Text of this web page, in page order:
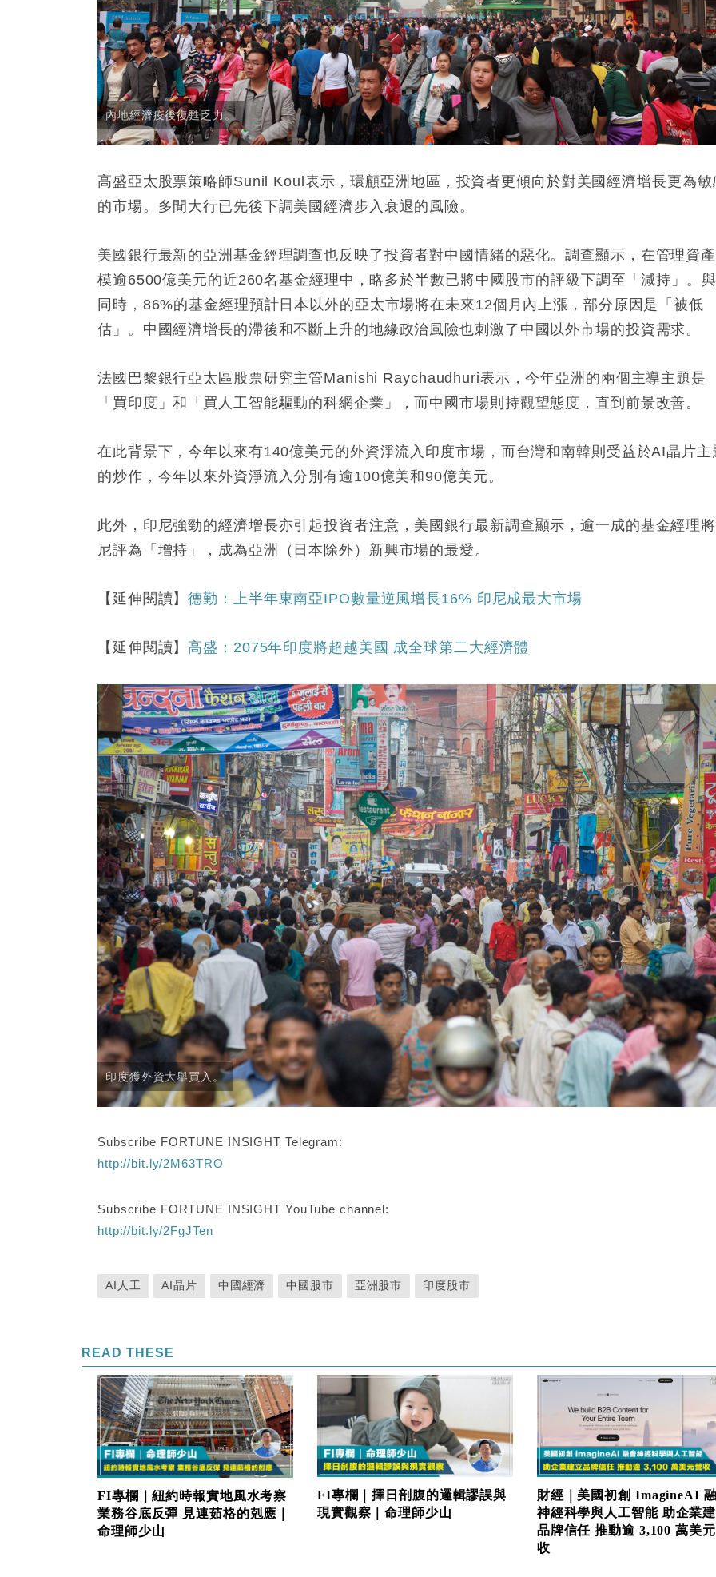
內地經濟疫後復甦乏力。
高盛亞太股票策略師Sunil Koul表示，環顧亞洲地區，投資者更傾向於對美國經濟增長更為敏
的市場。多間大行已先後下調美國經濟步入衰退的風險。
美國銀行最新的亞洲基金經理調查也反映了投資者對中國情緒的惡化。調查顯示，在管理資
模逾6500億美元的近260名基金經理中，略多於半數已將中國股市的評級下調至「減持」。
同時，86%的基金經理預計日本以外的亞太市場將在未來12個月內上漲，部分原因是「被低
估」。中國經濟增長的滯後和不斷上升的地緣政治風險也刺激了中國以外市場的投資需求。
法國巴黎銀行亞太區股票研究主管Manishi Raychaudhuri表示，今年亞洲的兩個主導主題是
「買印度」和「買人工智能驅動的科網企業」，而中國市場則持觀望態度，直到前景改善。
在此背景下，今年以來有140億美元的外資淨流入印度市場，而台灣和南韓則受益於AI晶片主
的炒作，今年以來外資淨流入分別有逾100億美和90億美元。
此外，印尼強勁的經濟增長亦引起投資者注意，美國銀行最新調查顯示，逾一成的基金經理
尼評為「增持」，成為亞洲（日本除外）新興市場的最愛。
【延伸閱讀】德勤：上半年東南亞IPO數量逆風增長16% 印尼成最大市場
【延伸閱讀】 高盛：2075年印度將超越美國 成全球第二大經濟體
印度獲外資大舉買入。
Subscribe FORTUNE INSIGHT Telegram:
http://bit.ly/2M63TRO
Subscribe FORTUNE INSIGHT YouTube channel:
http://bit.ly/2FgJTen
AI人工 AI晶片 中國經濟 中國股市 亞洲股市 印度股市
READ THESE
FI專欄｜紐約時報實地風水考察
業務谷底反彈 見連茹格的剋應｜
命理師少山
FI專欄｜擇日剖腹的邏輯謬誤與
現實觀察｜命理師少山
財經｜美國初創 ImagineAI
神經科學與人工智能 助企業
品牌信任 推動逾 3,100 萬美
收